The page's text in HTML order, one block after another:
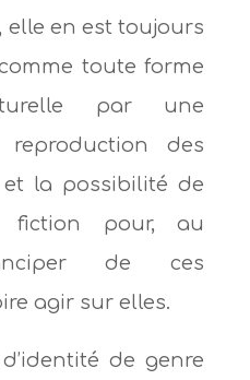
elle en est toujours
toute forme
par une
des
la possibilité de
pour, au
de ces
agir sur elles.
de genre